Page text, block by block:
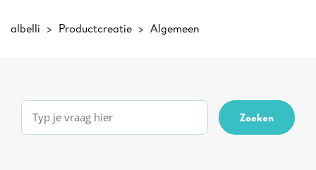
albelli Productcreatie Algemeen